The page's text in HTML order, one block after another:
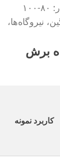
۶۰-۷۰ میلی‌متر، حداکثر ضخامت برش ناهموار: ۸۰-۱۰۰
نیروگاه‌ها،
برش
کاربرد نمونه